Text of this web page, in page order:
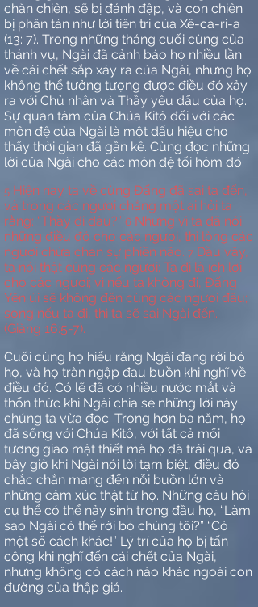
chăn chiên, sẽ bị đánh đập, và con chiên
bị phân tán như lời tiên tri của Xê-ca-ri-a
(13: 7). Trong những tháng cuối cùng của
thánh vụ, Ngài đã cảnh báo họ nhiều lần
về cái chết sắp xảy ra của Ngài, nhưng họ
không thể tưởng tượng được điều đó xảy
ra với Chủ nhân và Thầy yêu dấu của họ.
Sự quan tâm của Chúa Kitô đối với các
môn đệ của Ngài là một dấu hiệu cho
thấy thời gian đã gần kề. Cùng đọc những
lời của Ngài cho các môn đệ tối hôm đó:
5 Hiện nay ta về cùng Đấng đã sai ta đến,
và trong các ngươi chẳng một ai hỏi ta
rằng: “Thầy đi đâu?” 6 Nhưng vì ta đã nói
những điều đó cho các ngươi, thì lòng các
ngươi chứa chan sự phiền não. 7 Dầu vậy,
ta nói thật cùng các ngươi: Ta đi là ích lợi
cho các ngươi; vì nếu ta không đi, Đấng
Yên ủi sẽ không đến cùng các ngươi đâu;
song nếu ta đi, thì ta sẽ sai Ngài đến.
(Giăng 16:5-7).
Cuối cùng họ hiểu rằng Ngài đang rời bỏ
họ, và họ tràn ngập đau buồn khi nghĩ về
điều đó. Có lẽ đã có nhiều nước mắt và
thổn thức khi Ngài chia sẻ những lời này
chúng ta vừa đọc. Trong hơn ba năm, họ
đã sống với Chúa Kitô, với tất cả mối
tương giao mật thiết mà họ đã trải qua, và
bây giờ khi Ngài nói lời tạm biệt, điều đó
chắc chắn mang đến nỗi buồn lớn và
những cảm xúc thật từ họ. Những câu hỏi
cụ thể có thể nảy sinh trong đầu họ, “Làm
sao Ngài có thể rời bỏ chúng tôi?” “Có
một số cách khác!” Lý trí của họ bị tấn
công khi nghĩ đến cái chết của Ngài,
nhưng không có cách nào khác ngoài con
đường của thập giá.